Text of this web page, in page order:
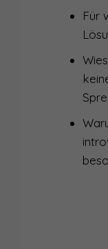
036
034
032
030
Für